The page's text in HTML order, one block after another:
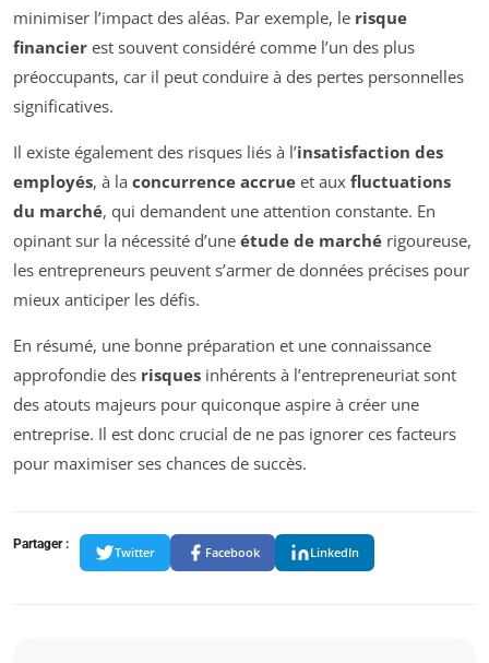
minimiser l’impact des aléas. Par exemple, le risque
financier est souvent considéré comme l’un des plus
préoccupants, car il peut conduire à des pertes personnelles
significatives.
Il existe également des risques liés à l’insatisfaction des
employés, à la concurrence accrue et aux fluctuations
du marché, qui demandent une attention constante. En
opinant sur la nécessité d’une étude de marché rigoureuse,
les entrepreneurs peuvent s’armer de données précises pour
mieux anticiper les défis.
En résumé, une bonne préparation et une connaissance
approfondie des risques inhérents à l’entrepreneuriat sont
des atouts majeurs pour quiconque aspire à créer une
entreprise. Il est donc crucial de ne pas ignorer ces facteurs
pour maximiser ses chances de succès.
Partager :
Twitter Facebook LinkedIn